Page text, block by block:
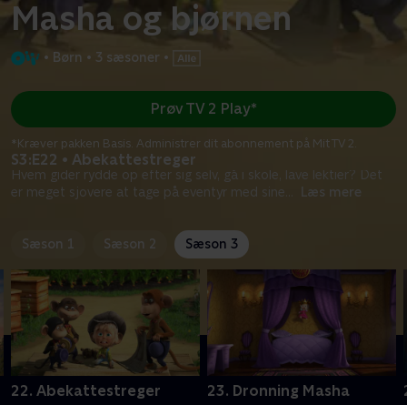
Masha og bjørnen
• Børn • 3 sæsoner •
S3:E22 • Abekattestreger
Hvem gider rydde op efter sig selv, gå i skole, lave lektier? Det
er meget sjovere at tage på eventyr med sine
Læs mere
Prøv TV 2 Play*
*Kræver pakken Basis. Administrer dit abonnement på Mit TV 2.
Sæson 1 Sæson 2 Sæson 3
22. Abekattestreger 23. Dronning Masha